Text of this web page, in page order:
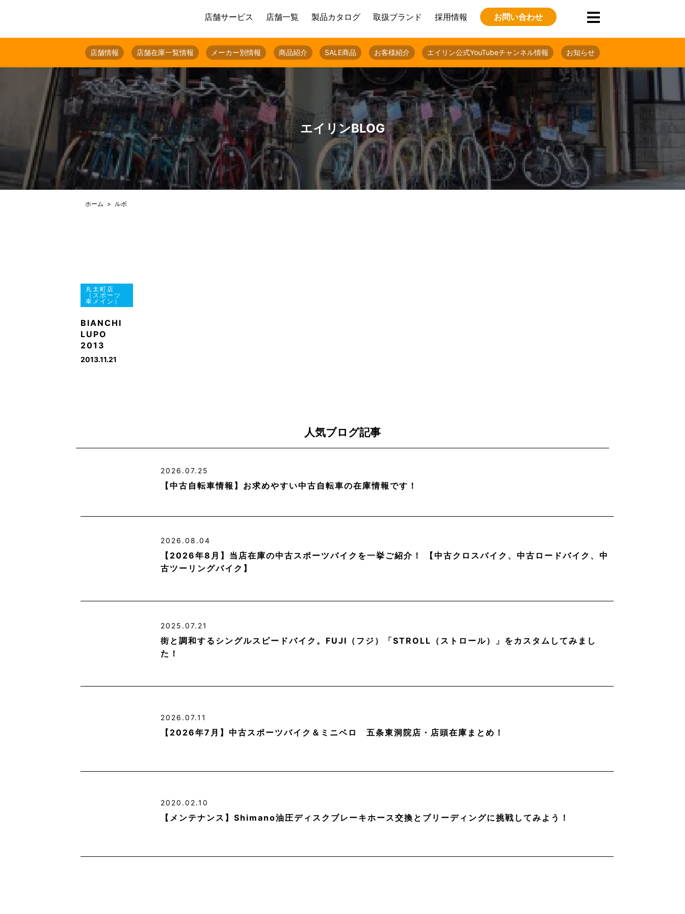
店舗サービス 店舗一覧 製品カタログ 取扱ブランド 採用情報 お問い合わせ
店舗情報 店舗在庫一覧情報 メーカー別情報 商品紹介 SALE商品 お客様紹介 エイリン公式YouTubeチャンネル情報 お知らせ
エイリンBLOG
ホーム ルポ
丸太町店
（スポーツ
車メイン）
BIANCHI
LUPO
2013
2013.11.21
人気ブログ記事
2026.07.25
【中古自転車情報】お求めやすい中古自転車の在庫情報です！
2026.08.04
【2026年8月】当店在庫の中古スポーツバイクを一挙ご紹介！ 【中古クロスバイク、中古ロードバイク、中
古ツーリングバイク】
2025.07.21
街と調和するシングルスピードバイク。FUJI（フジ）「STROLL（ストロール）」をカスタムしてみまし
た！
2026.07.11
【2026年7月】中古スポーツバイク＆ミニベロ 五条東洞院店・店頭在庫まとめ！
2020.02.10
【メンテナンス】Shimano油圧ディスクブレーキホース交換とブリーディングに挑戦してみよう！